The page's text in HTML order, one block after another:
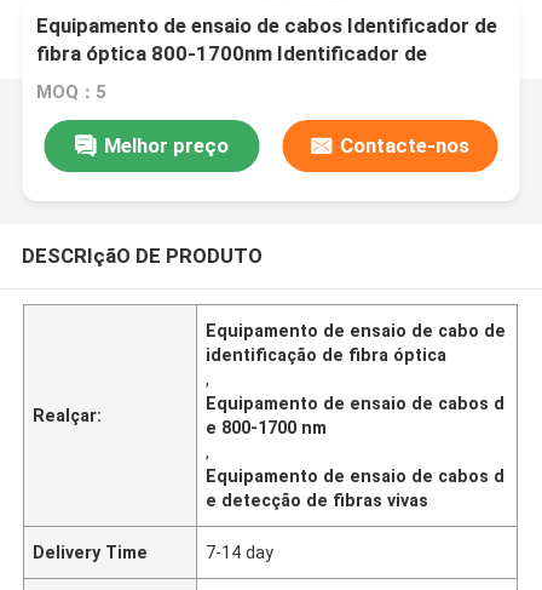
Equipamento de ensaio de cabos Identificador de
fibra óptica 800-1700nm Identificador de
detector de fibra em tempo real
MOQ：5
Melhor preço Contacte-nos
DESCRIçãO DE PRODUTO
Realçar:
Equipamento de ensaio de cabo de
identificação de fibra óptica
,
Equipamento de ensaio de cabos d
e 800-1700 nm
,
Equipamento de ensaio de cabos d
e detecção de fibras vivas
Delivery Time 7-14 day